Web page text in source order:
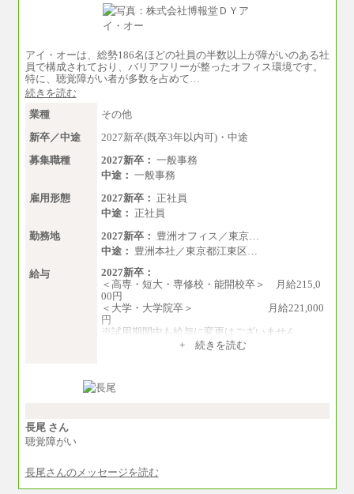
アイ・オーは、総勢186名ほどの社員の半数以上が障がいのある社
員で構成されており、バリアフリーが整ったオフィス環境です。
特に、聴覚障がい者が多数を占めて…
続きを読む
業種
その他
新卒／中途
2027新卒(既卒3年以内可)・中途
募集職種
2027新卒： 一般事務
中途： 一般事務
雇用形態
2027新卒： 正社員
中途： 正社員
勤務地
2027新卒： 豊洲オフィス／東京…
中途： 豊洲本社／東京都江東区…
給与
2027新卒：
＜高専・短大・専修校・能開校卒＞ 月給215,0
00円
＜大学・大学院卒＞ 月給221,000
円
※試用期間中も給与に変更はございません。
+ 続きを読む
長尾 さん
聴覚障がい
長尾さんのメッセージを読む